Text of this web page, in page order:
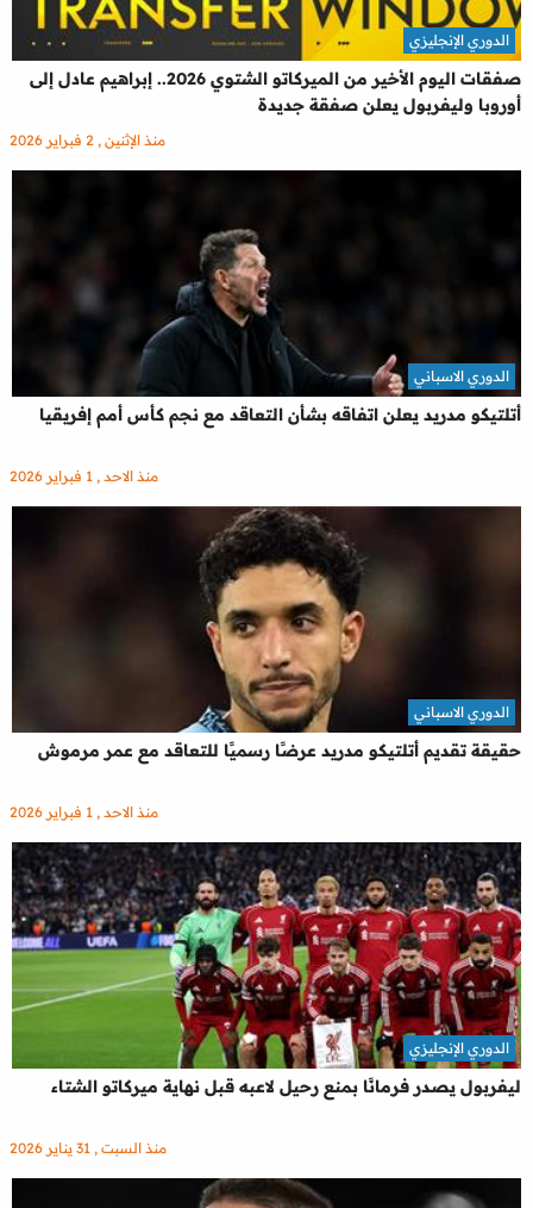
صفقات اليوم الأخير من الميركاتو الشتوي 2026.. إبراهيم عادل إلى
أوروبا وليفربول يعلن صفقة جديدة
الدوري الإنجليزي
منذ الإثنين , 2 فبراير 2026
أتلتيكو مدريد يعلن اتفاقه بشأن التعاقد مع نجم كأس أمم إفريقيا
الدوري الاسباني
منذ الاحد , 1 فبراير 2026
حقيقة تقديم أتلتيكو مدريد عرضًا رسميًا للتعاقد مع عمر مرموش
الدوري الاسباني
منذ الاحد , 1 فبراير 2026
ليفربول يصدر فرمانًا بمنع رحيل لاعبه قبل نهاية ميركاتو الشتاء
الدوري الإنجليزي
منذ السبت , 31 يناير 2026